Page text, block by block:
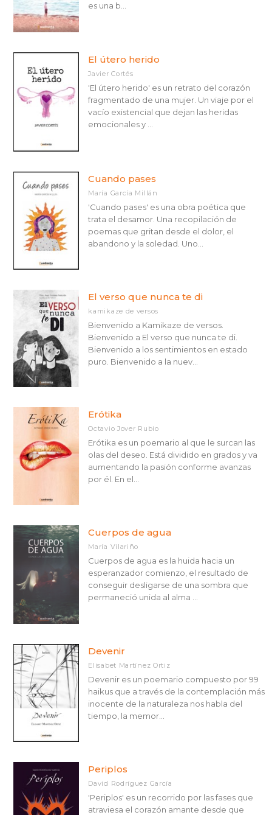
es una b...
El útero herido
Javier Cortés
'El útero herido' es un retrato del corazón
fragmentado de una mujer. Un viaje por el
vacío existencial que dejan las heridas
emocionales y ...
Cuando pases
María García Millán
'Cuando pases' es una obra poética que
trata el desamor. Una recopilación de
poemas que gritan desde el dolor, el
abandono y la soledad. Uno...
El verso que nunca te di
kamikaze de versos
Bienvenido a Kamikaze de versos.
Bienvenido a El verso que nunca te di.
Bienvenido a los sentimientos en estado
puro. Bienvenido a la nuev...
Erótika
Octavio Jover Rubio
Erótika es un poemario al que le surcan las
olas del deseo. Está dividido en grados y va
aumentando la pasión conforme avanzas
por él. En el...
Cuerpos de agua
María Vilariño
Cuerpos de agua es la huida hacia un
esperanzador comienzo, el resultado de
conseguir desligarse de una sombra que
permaneció unida al alma ...
Devenir
Elisabet Martínez Ortiz
Devenir es un poemario compuesto por 99
haikus que a través de la contemplación más
inocente de la naturaleza nos habla del
tiempo, la memor...
Periplos
David Rodríguez García
'Periplos' es un recorrido por las fases que
atraviesa el corazón amante desde que